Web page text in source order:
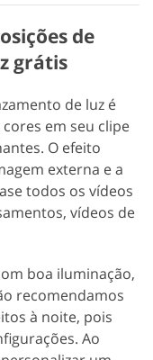
de
grátis
de luz é
em seu clipe
O efeito
externa e a
todos os vídeos
vídeos de
boa iluminação,
recomendamos
à noite, pois
Ao